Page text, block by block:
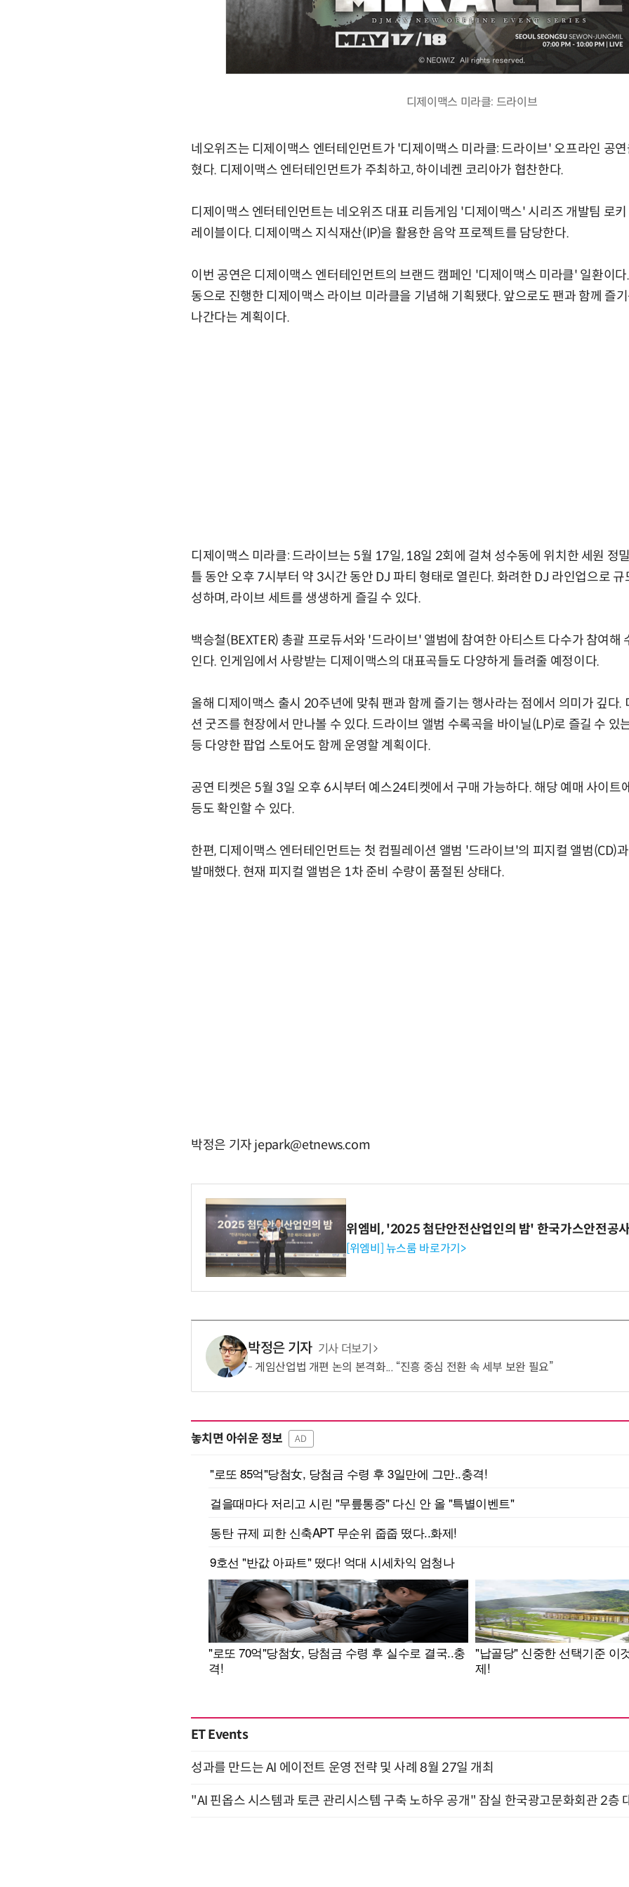
디제이맥스 미라클: 드라이브
네오위즈는 디제이맥스 엔터테인먼트가 '디제이맥스 미라클: 드라이브' 오프라인 공
혔다. 디제이맥스 엔터테인먼트가 주최하고, 하이네켄 코리아가 협찬한다.
디제이맥스 엔터테인먼트는 네오위즈 대표 리듬게임 '디제이맥스' 시리즈 개발팀 로
레이블이다. 디제이맥스 지식재산(IP)을 활용한 음악 프로젝트를 담당한다.
이번 공연은 디제이맥스 엔터테인먼트의 브랜드 캠페인 '디제이맥스 미라클' 일환이
동으로 진행한 디제이맥스 라이브 미라클을 기념해 기획됐다. 앞으로도 팬과 함께 즐
나간다는 계획이다.
디제이맥스 미라클: 드라이브는 5월 17일, 18일 2회에 걸쳐 성수동에 위치한 세원 정
틀 동안 오후 7시부터 약 3시간 동안 DJ 파티 형태로 열린다. 화려한 DJ 라인업으로
성하며, 라이브 세트를 생생하게 즐길 수 있다.
백승철(BEXTER) 총괄 프로듀서와 '드라이브' 앨범에 참여한 아티스트 다수가 참여해
인다. 인게임에서 사랑받는 디제이맥스의 대표곡들도 다양하게 들려줄 예정이다.
올해 디제이맥스 출시 20주년에 맞춰 팬과 함께 즐기는 행사라는 점에서 의미가 깊다.
션 굿즈를 현장에서 만나볼 수 있다. 드라이브 앨범 수록곡을 바이닐(LP)로 즐길 수 있
등 다양한 팝업 스토어도 함께 운영할 계획이다.
공연 티켓은 5월 3일 오후 6시부터 예스24티켓에서 구매 가능하다. 해당 예매 사이트
등도 확인할 수 있다.
한편, 디제이맥스 엔터테인먼트는 첫 컴필레이션 앨범 '드라이브'의 피지컬 앨범(CD)
발매했다. 현재 피지컬 앨범은 1차 준비 수량이 품절된 상태다.
박정은 기자 jepark@etnews.com
위엠비, '2025 첨단안전산업인의 밤' 한국가스안전공
[위엠비] 뉴스룸 바로가기>
박정은 기자 기사 더보기
게임산업법 개편 논의 본격화... “진흥 중심 전환 속 세부 보완 필요”
놓치면 아쉬운 정보 AD
ET Events
성과를 만드는 AI 에이전트 운영 전략 및 사례 8월 27일 개최
"AI 핀옵스 시스템과 토큰 관리시스템 구축 노하우 공개" 잠실 한국광고문화회관 2층